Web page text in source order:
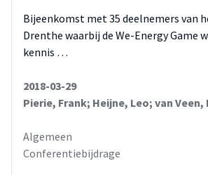
Bijeenkomst met 35 deelnemers van
Drenthe waarbij de We-Energy Game
kennis …
2018-03-29
Pierie, Frank; Heijne, Leo; van Veen,
Algemeen
Conferentiebijdrage